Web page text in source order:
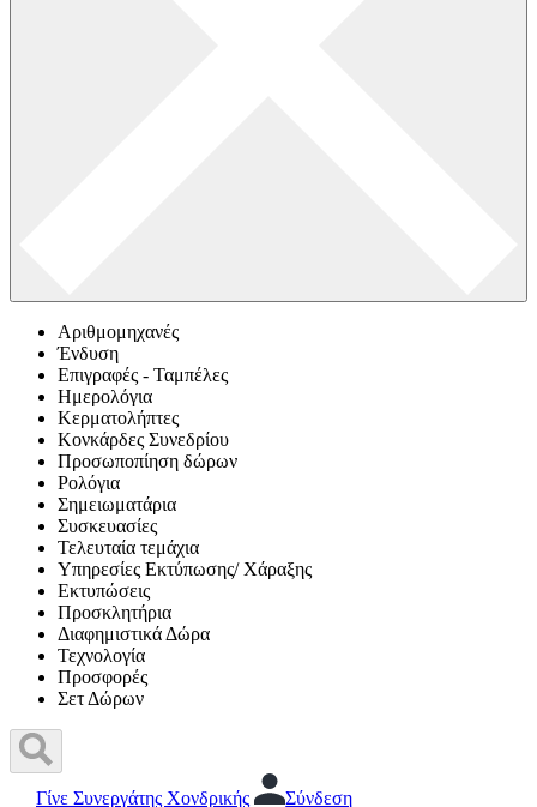
Αριθμομηχανές
Ένδυση
Επιγραφές - Ταμπέλες
Ημερολόγια
Κερματολήπτες
Κονκάρδες Συνεδρίου
Προσωποπίηση δώρων
Ρολόγια
Σημειωματάρια
Συσκευασίες
Τελευταία τεμάχια
Υπηρεσίες Εκτύπωσης/ Χάραξης
Εκτυπώσεις
Προσκλητήρια
Διαφημιστικά Δώρα
Τεχνολογία
Προσφορές
Σετ Δώρων
Γίνε Συνεργάτης Χονδρικής Σύνδεση